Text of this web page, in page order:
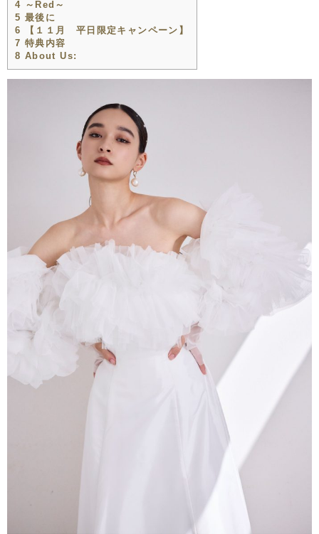
4 ～Red～
5 最後に
6 【１１月 平日限定キャンペーン】
7 特典内容
8 About Us: